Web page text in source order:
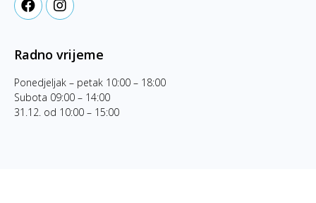
Radno vrijeme
Ponedjeljak – petak 10:00 – 18:00
Subota 09:00 – 14:00
31.12. od 10:00 – 15:00